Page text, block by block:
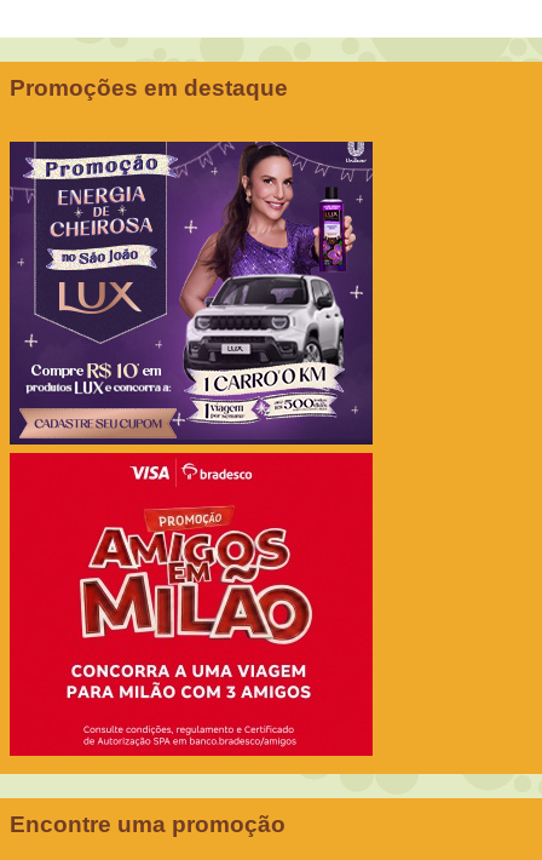
Promoções em destaque
Encontre uma promoção